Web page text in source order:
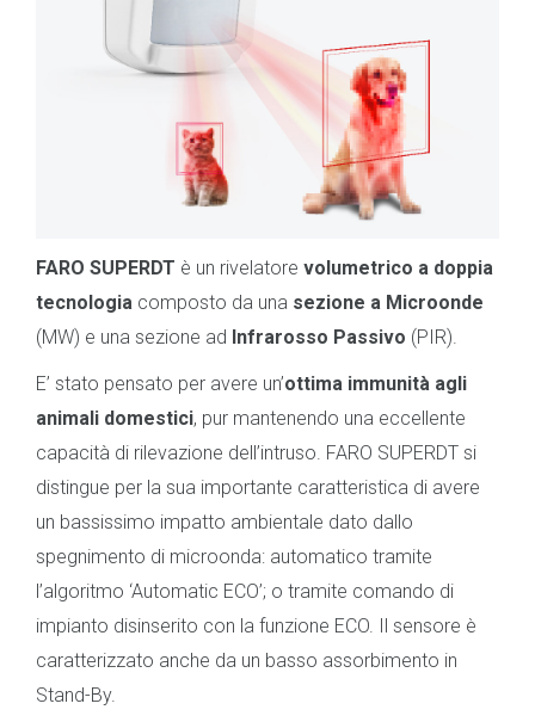
FARO SUPERDT è un rivelatore volumetrico a doppia
tecnologia composto da una sezione a Microonde
(MW) e una sezione ad Infrarosso Passivo (PIR).
E’ stato pensato per avere un’ottima immunità agli
animali domestici, pur mantenendo una eccellente
capacità di rilevazione dell’intruso. FARO SUPERDT si
distingue per la sua importante caratteristica di avere
un bassissimo impatto ambientale dato dallo
spegnimento di microonda: automatico tramite
l’algoritmo ‘Automatic ECO’; o tramite comando di
impianto disinserito con la funzione ECO. Il sensore è
caratterizzato anche da un basso assorbimento in
Stand-By.